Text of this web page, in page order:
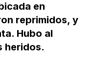
en
reprimidos, y
Hubo al
heridos.